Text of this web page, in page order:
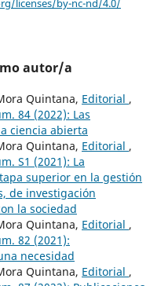
licenses/by-nc-nd/4.0/
autor/a
Quintana, Editorial ,
84 (2022): Las
ciencia abierta
Quintana, Editorial ,
S1 (2021): La
superior en la gestión
de investigación
la sociedad
Quintana, Editorial ,
82 (2021):
necesidad
Quintana, Editorial ,